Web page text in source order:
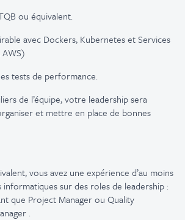
ou équivalent.
avec Dockers, Kuberneteset Services
tests de performance.
de l’équipe, votre leadership sera
et mettre en place de bonnes
vous avez une expérience d’au moins
informatiquessur des rolesde leadership :
que Project Managerou Quality
.